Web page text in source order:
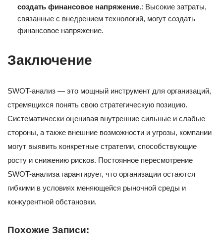
создать финансовое напряжение.: Высокие затраты,
связанные с внедрением технологий, могут создать
финансовое напряжение.
Заключение
SWOT-анализ — это мощный инструмент для организаций,
стремящихся понять свою стратегическую позицию.
Систематически оценивая внутренние сильные и слабые
стороны, а также внешние возможности и угрозы, компании
могут выявить конкретные стратегии, способствующие
росту и снижению рисков. Постоянное пересмотрение
SWOT-анализа гарантирует, что организации остаются
гибкими в условиях меняющейся рыночной среды и
конкурентной обстановки.
Похожие Записи: